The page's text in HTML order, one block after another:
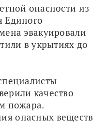
опасности из
Единого
эвакуировали
в укрытиях до
качество
пожара.
опасных веществ